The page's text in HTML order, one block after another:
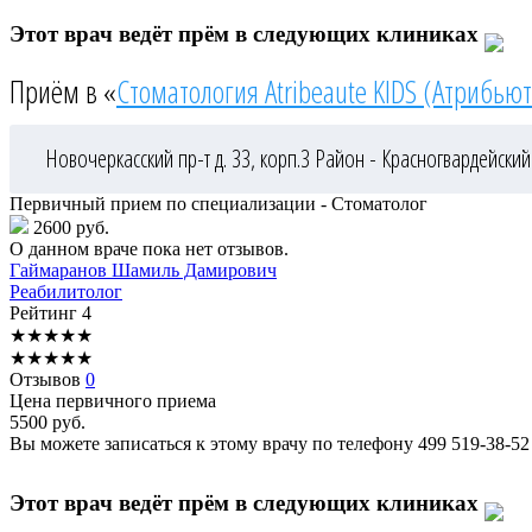
Этот врач ведёт прём в следующих клиниках
Приём в «Стоматология Atribeaute KIDS
Новочеркасский пр-т д. 33, корп.3 Район - Красногвардейский
Первичный прием по специализации - Стоматолог
2600 руб.
О данном враче пока нет отзывов.
Гаймаранов Шамиль Дамирович
Реабилитолог
Рейтинг 4
★★★★★
★★★★★
Отзывов 0
Цена первичного приема
5500 руб.
Вы можете записаться к этому врачу по телефону 499 519-38-52
Этот врач ведёт прём в следующих клиниках